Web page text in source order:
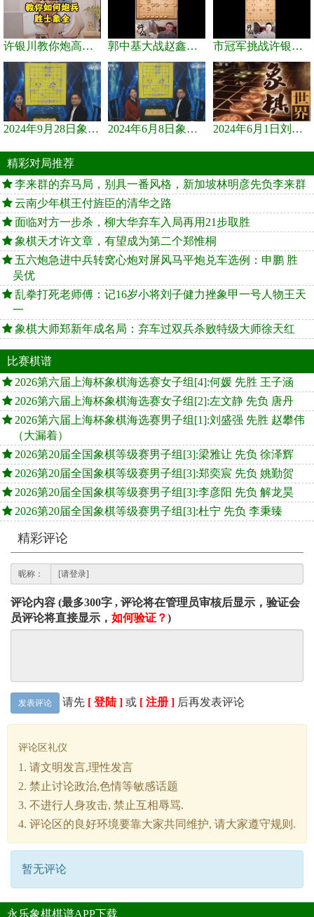
许银川教你炮高兵士象全如何赢士象全，简单四步即可 郭中基大战赵鑫鑫，许银川激情讲解 市冠军挑战许银川，急进中兵变化真激烈！
2024年9月28日象棋世界栏目，刘君、蒋川讲解了第九届杨官璘杯象棋... 2024年6月8日象棋世界，刘君、蒋川讲解了第九届杨官璘杯全国象棋... 2024年6月1日刘君、蒋川讲解第三届上海杯象棋大师赛谢靖与李少庚...
精彩对局推荐
李来群的弃马局，别具一番风格，新加坡林明彦先负李来群
云南少年棋王付旌臣的清华之路
面临对方一步杀，柳大华弃车入局再用21步取胜
象棋天才许文章，有望成为第二个郑惟桐
五六炮急进中兵转窝心炮对屏风马平炮兑车选例：申鹏 胜
吴优
乱拳打死老师傅：记16岁小将刘子健力挫象甲一号人物王天
一
象棋大师郑新年成名局：弃车过双兵杀败特级大师徐天红
比赛棋谱
2026第六届上海杯象棋海选赛女子组[4]:何媛 先胜 王子涵
2026第六届上海杯象棋海选赛女子组[2]:左文静 先负 唐丹
2026第六届上海杯象棋海选赛男子组[1]:刘盛强 先胜 赵攀伟
（大漏着）
2026第20届全国象棋等级赛男子组[3]:梁雅让 先负 徐泽辉
2026第20届全国象棋等级赛男子组[3]:郑奕宸 先负 姚勤贺
2026第20届全国象棋等级赛男子组[3]:李彦阳 先负 解龙昊
2026第20届全国象棋等级赛男子组[3]:杜宁 先负 李秉臻
精彩评论
昵称：
评论内容 (最多300字 , 评论将在管理员审核后显示，验证会
员评论将直接显示， 如何验证？)
发表评论 请先 [ 登陆 ] 或 [ 注册 ] 后再发表评论
评论区礼仪
1. 请文明发言,理性发言
2. 禁止讨论政治,色情等敏感话题
3. 不进行人身攻击, 禁止互相辱骂.
4. 评论区的良好环境要靠大家共同维护, 请大家遵守规则.
暂无评论
永乐象棋棋谱APP下载